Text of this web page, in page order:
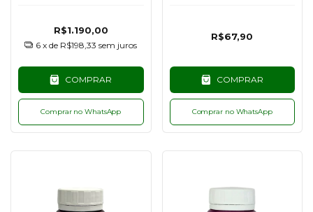
R$1.190,00
6 x de R$198,33 sem juros
COMPRAR
Comprar no WhatsApp
R$67,90
COMPRAR
Comprar no WhatsApp